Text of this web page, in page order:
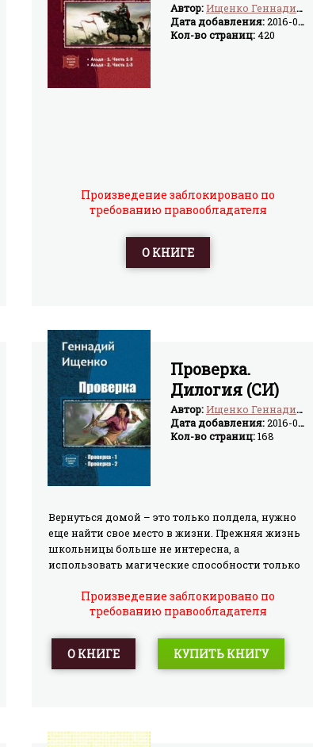
Автор:Ищенко Геннадий Владимирович
Дата добавления:2016-02-24
Кол-во страниц:420
Произведение заблокировано по
требованию правообладателя
О КНИГЕ
Проверка.
Дилогия (СИ)
Автор:Ищенко Геннадий Владимирович
Дата добавления:2016-02-24
Кол-во страниц:168
Вернуться домой – это только полдела, нужно
еще найти свое место в жизни. Прежняя жизнь
школьницы больше не интересна, а
использовать магические способности только
четырнадцатилетней Насти Никитиной. В
конечном итоге она оказывается на службе у
исцелением людей. Всю свою работу Настя
проводится скрытно, но о ней и ее
кончается войной...
Произведение заблокировано по
требованию правообладателя
О КНИГЕ КУПИТЬ КНИГУ